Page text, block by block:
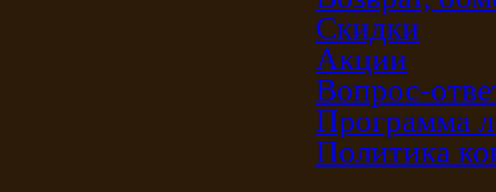
Скидки
Акции
Вопрос-
Программа
Политика